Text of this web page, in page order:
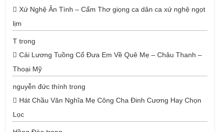
Xứ Nghệ Ân Tình – Cẩm Thơ giọng ca dân ca xứ nghệ ngọt
lịm
T trong
Cải Lương Tuồng Cổ Đưa Em Về Quê Mẹ – Châu Thanh –
Thoại Mỹ
nguyễn đức thính trong
Hát Chầu Văn Nghĩa Mẹ Công Cha Đinh Cương Hay Chọn
Lọc